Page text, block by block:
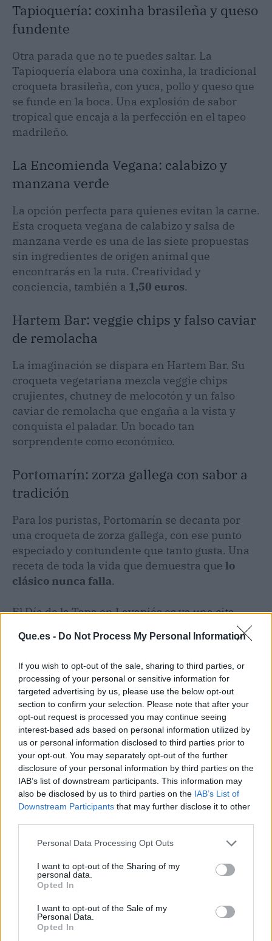
Que.es - Do Not Process My Personal Information
If you wish to opt-out of the sale, sharing to third parties, or
processing of your personal or sensitive information for
targeted advertising by us, please use the below opt-out
section to confirm your selection. Please note that after your
opt-out request is processed you may continue seeing
interest-based ads based on personal information utilized by
us or personal information disclosed to third parties prior to
your opt-out. You may separately opt-out of the further
disclosure of your personal information by third parties on the
IAB’s list of downstream participants. This information may
also be disclosed by us to third parties on the IAB’s List of
Downstream Participants that may further disclose it to other
Personal Data Processing Opt Outs
I want to opt-out of the Sharing of my
personal data.
Opted In
I want to opt-out of the Sale of my
Personal Data.
Opted In
Tapioquería: coxinha brasileña y queso
fundente
Otra parada que no te puedes saltar. La
Tapioquería elabora una coxinha, la tradicional
croqueta brasileña, con yuca, pollo y queso que
se funde en la boca. Una explosión de sabor
tropical que encaja a la perfección en el tapeo
madrileño.
La Encomienda Vegana: calabizo y
manzana verde
La opción perfecta para quienes evitan la carne.
Esta croqueta vegana de calabizo y salsa de
manzana verde es una de las siete propuestas
sin ingredientes de origen animal que
encontrarás en la ruta. Creatividad y
conciencia, también a 1,50 euros.
Hartem Bar: veggie chips y falso caviar
de remolacha
La imaginación se dispara en Hartem Bar. Su
croqueta vegetariana mezcla veggie chips
crujientes, chutney de melocotón y un falso
caviar de remolacha que engaña a la vista y
conquista el paladar. Un bocado tan
sorprendente como económico.
Portomarín: zorza gallega con sabor a
tradición
Para los puristas, Portomarín se decanta por
una croqueta de zorza gallega, con ese punto
especiado y contundente que tanto gusta. Una
receta de toda la vida que demuestra que lo
clásico nunca falla.
El Día de la Tapa en Lavapiés es ya una cita
comer. Este año, la croqueta se viste de gala y
prima de calidad, un bocado pequeño puede
convertirse en un planazo. Corre, que solo
tienes hasta el domingo. El mapa completo de
los locales participantes está disponible a
través de la organización EnLavapiés.